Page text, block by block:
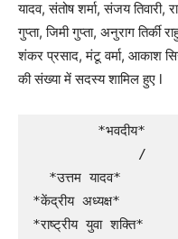
यादव, संतोष शर्मा, संजय तिवारी,
गुप्ता, जिमी गुप्ता, अनुराग तिर्की
शंकर प्रसाद, मंटू वर्मा, आकाश
की संख्या में सदस्य शामिल हुए l
*केंद्रीय अध्यक्ष*
*राष्ट्रीय युवा शक्ति*